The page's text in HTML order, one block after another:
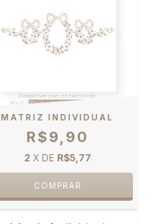
MATRIZ INDIVIDUAL
R$9,90
2 X DE R$5,77